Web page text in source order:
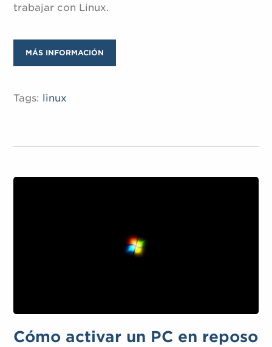
trabajar con Linux.
MÁS INFORMACIÓN
Tags: linux
Cómo activar un PC en reposo